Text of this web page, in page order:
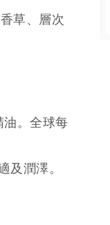
草、層次
油。全球每
及潤澤。